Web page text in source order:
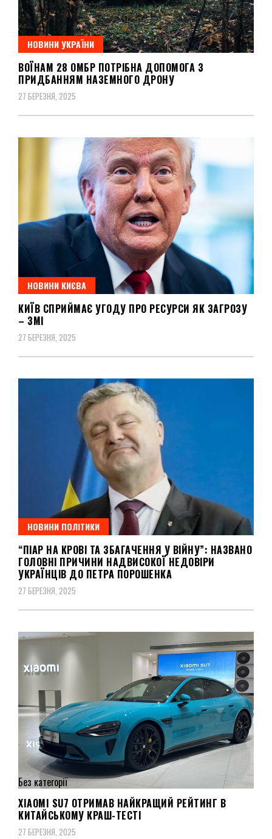
НОВИНИ УКРАЇНИ
ВОЇНАМ 28 ОМБР ПОТРІБНА ДОПОМОГА З
ПРИДБАННЯМ НАЗЕМНОГО ДРОНУ
27 БЕРЕЗНЯ, 2025
НОВИНИ КИЄВА
КИЇВ СПРИЙМАЄ УГОДУ ПРО РЕСУРСИ ЯК ЗАГРОЗУ
– ЗМІ
27 БЕРЕЗНЯ, 2025
НОВИНИ ПОЛІТИКИ
“ПІАР НА КРОВІ ТА ЗБАГАЧЕННЯ У ВІЙНУ”: НАЗВАНО
ГОЛОВНІ ПРИЧИНИ НАДВИСОКОЇ НЕДОВІРИ
УКРАЇНЦІВ ДО ПЕТРА ПОРОШЕНКА
27 БЕРЕЗНЯ, 2025
Без категорії
XIAOMI SU7 ОТРИМАВ НАЙКРАЩИЙ РЕЙТИНГ В
КИТАЙСЬКОМУ КРАШ-ТЕСТІ
27 БЕРЕЗНЯ, 2025